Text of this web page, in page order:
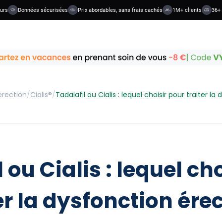
Données sécurisées Prix abordables, sans frais cachés 1M+ clients 36+
/Cialis®/Tadalafil ou Cialis : lequel choisir pour traiter la
Cialis : lequel
la dysfonction